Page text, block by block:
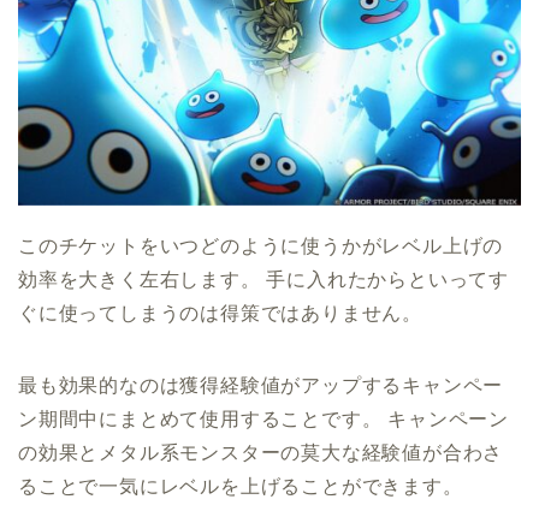
このチケットをいつどのように使うかがレベル上げの
効率を大きく左右します。 手に入れたからといってす
ぐに使ってしまうのは得策ではありません。
最も効果的なのは獲得経験値がアップするキャンペー
ン期間中にまとめて使用することです。 キャンペーン
の効果とメタル系モンスターの莫大な経験値が合わさ
ることで一気にレベルを上げることができます。